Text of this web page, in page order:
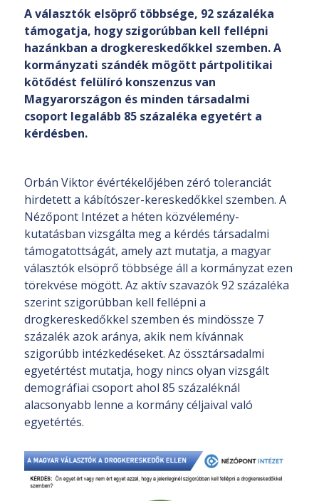
A választók elsöprő többsége, 92 százaléka
támogatja, hogy szigorúbban kell fellépni
hazánkban a drogkereskedőkkel szemben. A
kormányzati szándék mögött pártpolitikai
kötődést felülíró konszenzus van
Magyarországon és minden társadalmi
csoport legalább 85 százaléka egyetért a
kérdésben.
Orbán Viktor évértékelőjében zéró toleranciát
hirdetett a kábítószer-kereskedőkkel szemben. A
Nézőpont Intézet a héten közvélemény-
kutatásban vizsgálta meg a kérdés társadalmi
támogatottságát, amely azt mutatja, a magyar
választók elsöprő többsége áll a kormányzat ezen
törekvése mögött. Az aktív szavazók 92 százaléka
szerint szigorúbban kell fellépni a
drogkereskedőkkel szemben és mindössze 7
százalék azok aránya, akik nem kívánnak
szigorúbb intézkedéseket. Az össztársadalmi
egyetértést mutatja, hogy nincs olyan vizsgált
demográfiai csoport ahol 85 százaléknál
alacsonyabb lenne a kormány céljaival való
egyetértés.